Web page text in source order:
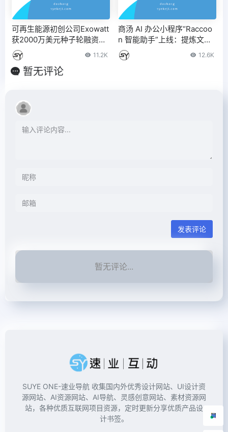
可再生能源初创公司Exowatt
获2000万美元种子轮融资，
Sam Altman参投
11.2K
商汤 AI 办公小程序“Raccoo
n 智能助手”上线：提炼文章
重点、生成图表 – IT之家12.6K
暂无评论
发表评论
暂无评论...
SUYE ONE-速业导航 收集国内外优秀设计网站、UI设计资
源网站、AI资源网站、AI导航、灵感创意网站、素材资源网
站，各种优质互联网项目资源，定时更新分享优质产品设
计书签。